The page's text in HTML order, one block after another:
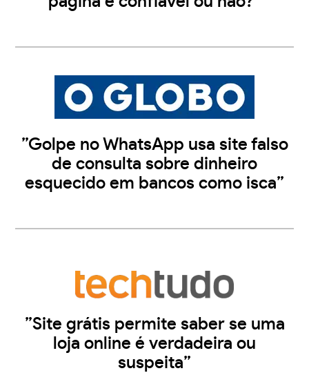
”Golpe no WhatsApp usa site falso
de consulta sobre dinheiro
esquecido em bancos como isca”
”Site grátis permite saber se uma
loja online é verdadeira ou
suspeita”